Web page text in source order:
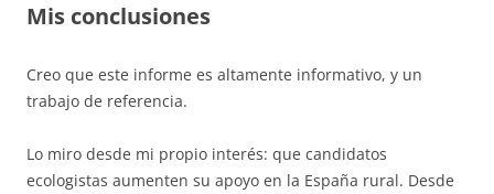
Mis conclusiones
Creo que este informe es altamente informativo, y un
trabajo de referencia.
Lo miro desde mi propio interés: que candidatos
ecologistas aumenten su apoyo en la España rural. Desde